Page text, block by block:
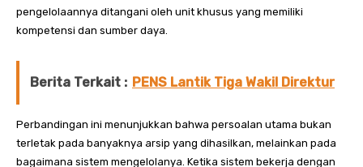
pengelolaannya ditangani oleh unit khusus yang memiliki
kompetensi dan sumber daya.
Berita Terkait : PENS Lantik Tiga Wakil Direktur
Perbandingan ini menunjukkan bahwa persoalan utama bukan
terletak pada banyaknya arsip yang dihasilkan, melainkan pada
bagaimana sistem mengelolanya. Ketika sistem bekerja dengan